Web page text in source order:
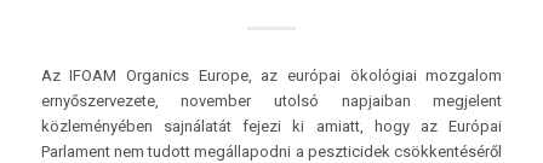
Az IFOAM Organics Europe, az európai ökológiai mozgalom
ernyőszervezete, november utolsó napjaiban megjelent
közleményében sajnálatát fejezi ki amiatt, hogy az Európai
Parlament nem tudott megállapodni a peszticidek csökkentéséről